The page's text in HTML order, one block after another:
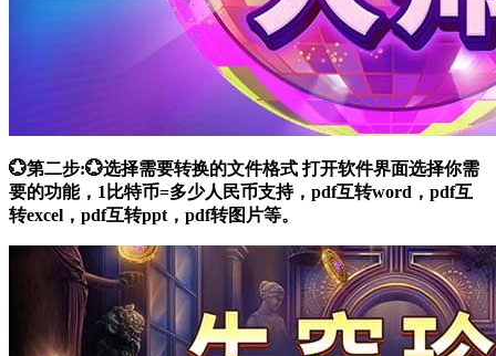
💮第二步:💮选择需要转换的文件格式 打开软件界面选择你需
要的功能，1比特币=多少人民币支持，pdf互转word，pdf互
转excel，pdf互转ppt，pdf转图片等。